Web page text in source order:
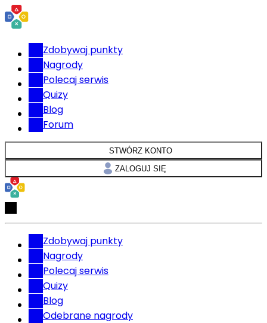
Zdobywaj punkty
Nagrody
Polecaj serwis
Quizy
Blog
Forum
STWÓRZ KONTO
ZALOGUJ SIĘ
Zdobywaj punkty
Nagrody
Polecaj serwis
Quizy
Blog
Odebrane nagrody